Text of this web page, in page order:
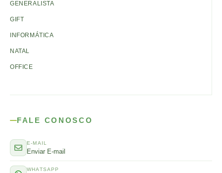
GENERALISTA
GIFT
INFORMÁTICA
NATAL
OFFICE
FALE CONOSCO
E-MAIL
Enviar E-mail
WHATSAPP